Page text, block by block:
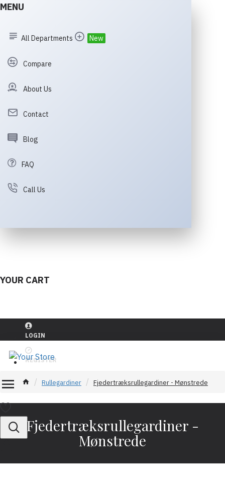
MENU
All Departments New
Compare
About Us
Contact
Blog
FAQ
Call Us
YOUR CART
LOGIN
REGISTER
Rullegardiner Fjedertræksrullegardiner - Mønstrede
Fjedertræksrullegardiner -
Mønstrede